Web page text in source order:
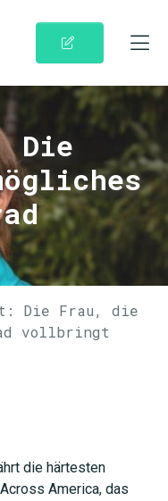
Die
Die Frau, die
vollbringt
die härtesten
America, das